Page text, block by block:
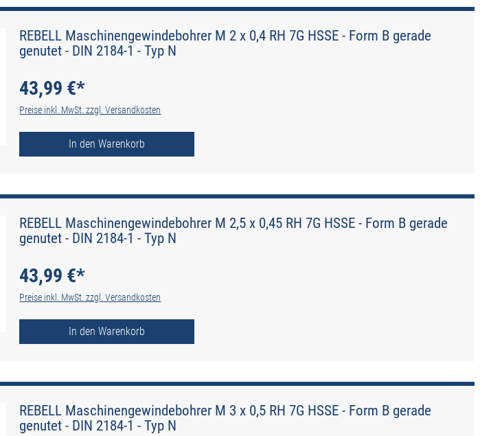
REBELL Maschinengewindebohrer M 2 x 0,4 RH 7G HSSE - Form B gerade
genutet - DIN 2184-1 - Typ N
43,99 €*
Preise inkl. MwSt. zzgl. Versandkosten
In den Warenkorb
REBELL Maschinengewindebohrer M 2,5 x 0,45 RH 7G HSSE - Form B gerade
genutet - DIN 2184-1 - Typ N
43,99 €*
Preise inkl. MwSt. zzgl. Versandkosten
In den Warenkorb
REBELL Maschinengewindebohrer M 3 x 0,5 RH 7G HSSE - Form B gerade
genutet - DIN 2184-1 - Typ N